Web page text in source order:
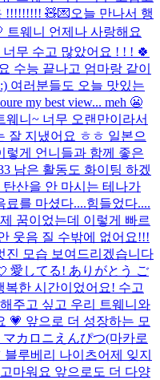
!!!!!!!!! 🧸💌 오늘 만나서 행
트웨니 언제나 사랑해요
무 수고 많았어요 ! ! ! 🍀
수능 끝나고 엄마랑 같이
여러분들도 오늘 맛있는
my best view... meh 😬
웨니~ 너무 오랜만이라서
잘 지냈어요 ㅎㅎ 일본으
렇게 언니들과 함께 좋은
남은 활동도 화이팅 하겠
산을 안 마시는 테나가
를 마셨다....힘들었다....
꿈이었는데 이렇게 빠르
웃음 질 수밖에 없어요!!!
진 모습 보여드리겠습니다
愛してる! ありがとう ご
복한 시간이었어요! 수고
주고 싶고 우리 트웨니와
💗 앞으로 더 성장하는 모
カロニえんぴつ(마카로
블루베리 나이츠어제 잊지
마워요 앞으로도 더 다양